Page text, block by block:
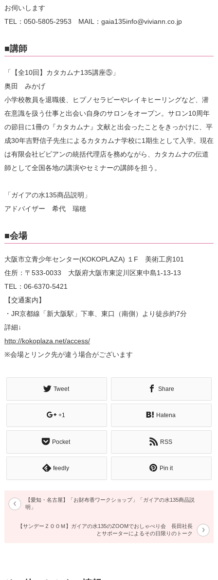
お伺いします
TEL：050-5805-2953 MAIL：gaia135info@viviann.co.jp
■講師
「【全10回】カタカムナ135講座⑤」
奥田 みかげ
小学校教員を退職後、ヒプノセラピーやレイキヒーリングなど、潜
在意識を扱う仕事と出会い自身のサロンをオープン。サロン10周年
の節目に1冊の『カタカムナ』文献と出会ったことをきっかけに、平
成30年吉野信子先生によるカタカムナ学校に1期生として入学。現在
は有限会社ビビアンの統括代理店を務めながら、カタカムナの伝道
師として全国各地の講演やセミナーの講師を担う。
「ガイアの水135商品説明」
アドバイザー 希代 瑞穂
■会場
大阪市立青少年センター(KOKOPLAZA) １F 美術工房101
住所：〒533-0033 大阪府大阪市東淀川区東中島1-13-13
TEL：06-6370-5421
【交通案内】
・JR京都線「新大阪駅」下車、東口（南側）より徒歩約7分
詳細↓
http://kokoplaza.net/access/
※会場とリンク先が違う場合がございます
Tweet Share
+1 Hatena
Pocket RSS
feedly Pin it
【愛知・名古屋】「お財布香ワークショップ」「ガイアの水135商品説
明」
【サンデーＺＯＯＭ】ガイアの水135のZOOMでおしゃべり会 長田社長
とサポーターによるその日限りのトーク